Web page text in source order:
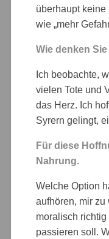
überhaupt keine
wie „mehr
Wie denken
Ich beobachte,
vielen Tote und
das Herz. Ich
Syrern gelingt,
Für diese
Nahrung.
Welche Option
aufhören, mir
moralisch
passieren soll.